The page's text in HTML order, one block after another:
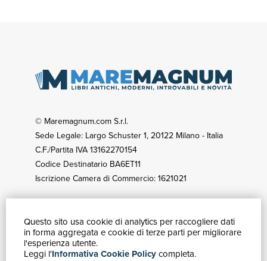
Questo sito usa cookie di analytics per raccogliere dati
in forma aggregata e cookie di terze parti per migliorare
l'esperienza utente.
Leggi l'Informativa Cookie Policycompleta.
© Maremagnum.com S.r.l.
Sede Legale: Largo Schuster 1, 20122 Milano - Italia
C.F./Partita IVA 13162270154
Codice Destinatario BA6ET11
Iscrizione Camera di Commercio: 1621021
GUIDA ACQUISTI
Catalogo
Ricerca avanzata